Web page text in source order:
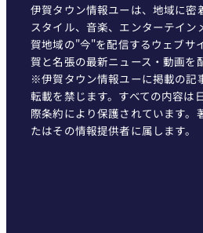
伊賀タウン情報ユーは、地域に密
スタイル、音楽、エンターテイン
賀地域の"今"を配信するウェブサ
賀と名張の最新ニュース・動画を
※伊賀タウン情報ユーに掲載の記
転載を禁じます。すべての内容は
際条約により保護されています。
たはその情報提供者に属します。